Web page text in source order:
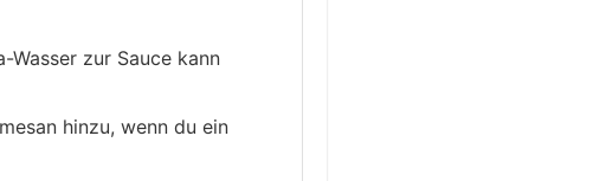
Wasser zur Sauce kann
hinzu, wenn du ein